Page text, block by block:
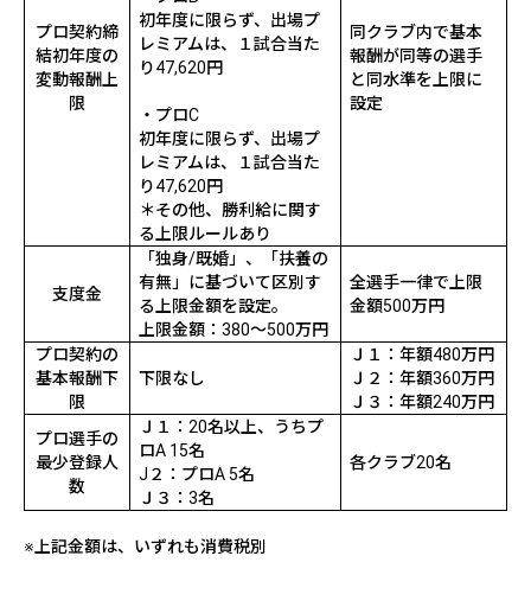
プロ契約締
結初年度の
変動報酬上
限
初年度に限らず、出場プ
レミアムは、１試合当た
り47,620円
・プロC
初年度に限らず、出場プ
レミアムは、１試合当た
り47,620円
＊その他、勝利給に関す
る上限ルールあり
同クラブ内で基本
報酬が同等の選手
と同水準を上限に
設定
支度金
「独身/既婚」、「扶養の
有無」に基づいて区別す
る上限金額を設定。
上限金額：380～500万円
全選手一律で上限
金額500万円
プロ契約の
基本報酬下
限
下限なし
Ｊ１：年額480万円
Ｊ２：年額360万円
Ｊ３：年額240万円
プロ選手の
最少登録人
数
Ｊ１： 20名以上、うちプ
ロA 15名
J ２：プロA 5名
Ｊ３：3名
各クラブ20名
※上記金額は、いずれも消費税別